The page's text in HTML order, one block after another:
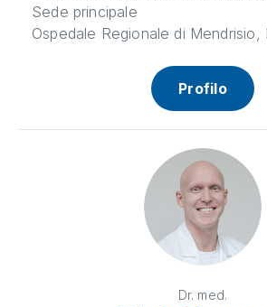
Sede principale
Ospedale Regionale di Mendrisio,
Profilo
Dr. med.